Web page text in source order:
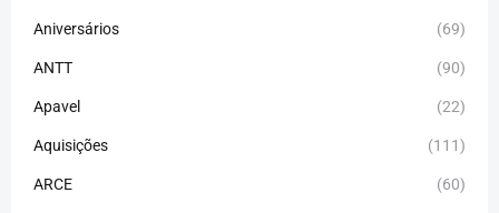
Aniversários (69)
ANTT (90)
Apavel (22)
Aquisições (111)
ARCE (60)